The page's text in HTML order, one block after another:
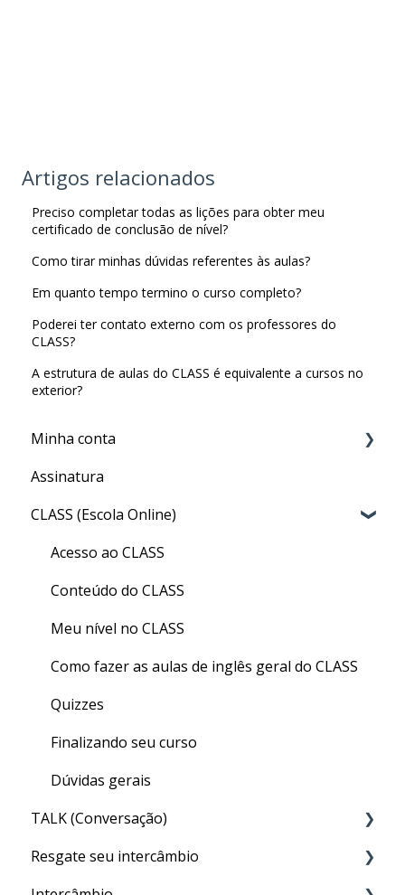
Artigos relacionados
Preciso completar todas as lições para obter meu
certificado de conclusão de nível?
Como tirar minhas dúvidas referentes às aulas?
Em quanto tempo termino o curso completo?
Poderei ter contato externo com os professores do
CLASS?
A estrutura de aulas do CLASS é equivalente a cursos no
exterior?
Minha conta
Minha Conta
Assinatura
CLASS (Escola Online)
Acesso ao CLASS
Conteúdo do CLASS
Meu nível no CLASS
Como fazer as aulas de inglês geral do CLASS
Quizzes
Finalizando seu curso
Dúvidas gerais
TALK (Conversação)
Por que preciso fazer o TALK?
Resgate seu intercâmbio